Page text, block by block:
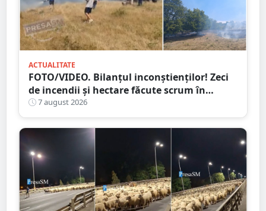
ACTUALITATE
FOTO/VIDEO. Bilanțul inconștienților! Zeci
de incendii și hectare făcute scrum în
județul Satu Mare
7 august 2026